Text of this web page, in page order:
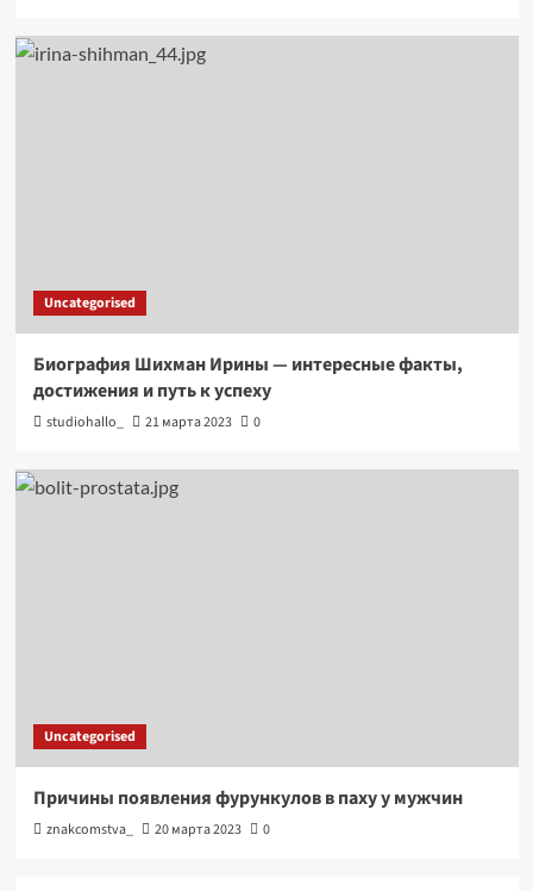
Uncategorised
Биография Шихман Ирины — интересные факты,
достижения и путь к успеху
studiohallo_ 21 марта 2023 0
Uncategorised
Причины появления фурункулов в паху у мужчин
znakcomstva_ 20 марта 2023 0